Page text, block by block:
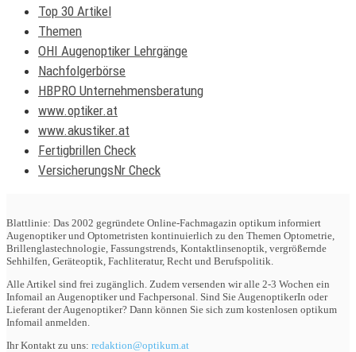
Top 30 Artikel
Themen
OHI Augenoptiker Lehrgänge
Nachfolgerbörse
HBPRO Unternehmensberatung
www.optiker.at
www.akustiker.at
Fertigbrillen Check
VersicherungsNr Check
Blattlinie: Das 2002 gegründete Online-Fachmagazin optikum informiert
Augenoptiker und Optometristen kontinuierlich zu den Themen Optometrie,
Brillenglastechnologie, Fassungstrends, Kontaktlinsenoptik, vergrößernde
Sehhilfen, Geräteoptik, Fachliteratur, Recht und Berufspolitik.
Alle Artikel sind frei zugänglich. Zudem versenden wir alle 2-3 Wochen ein
Infomail an Augenoptiker und Fachpersonal. Sind Sie AugenoptikerIn oder
Lieferant der Augenoptiker? Dann können Sie sich zum kostenlosen optikum
Infomail anmelden.
Ihr Kontakt zu uns: redaktion@optikum.at